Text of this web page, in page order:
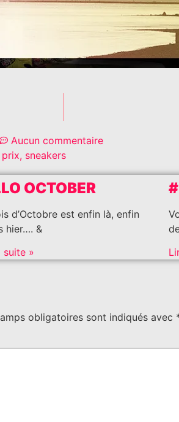
Aucun commentaire
prix, sneakers
OCTOBER
d’Octobre est enfin là, enfin
hier…. &
suite »
obligatoires sont indiqués avec